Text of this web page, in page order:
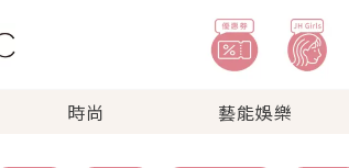
時尚 藝能娛樂